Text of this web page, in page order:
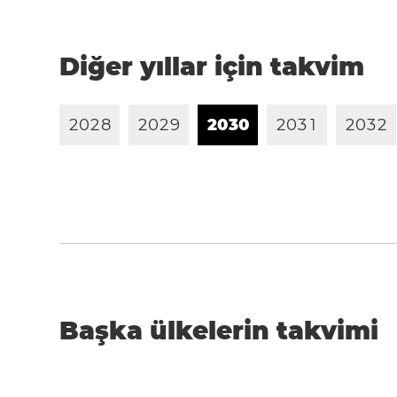
Diğer yıllar için takvim
2028 2029 2030 2031 2032
Başka ülkelerin takvimi